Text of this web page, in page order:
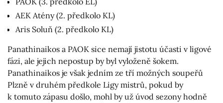
AEK Atény (2. předkolo KL)
Aris Soluň (2. předkolo KL)
Panathinaikos a PAOK sice nemají jistotu účasti v ligové
fázi, ale jejich nepostup by byl vyloženě šokem.
Panathinaikos je však jedním ze tří možných soupeřů
Plzně v druhém předkole Ligy mistrů, pokud by
k tomuto zápasu došlo, mohl by už úvod sezony hodně